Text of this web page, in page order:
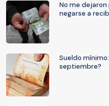
No me
negarse a
Sueldo
septiembre?